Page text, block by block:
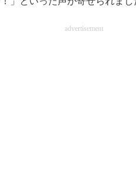
advertisement